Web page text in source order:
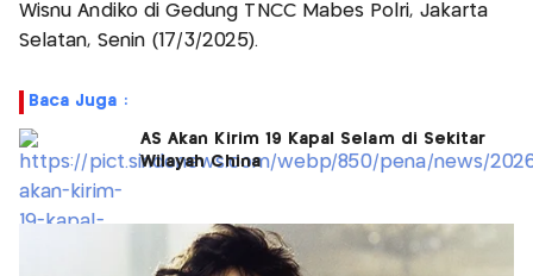
Wisnu Andiko di Gedung TNCC Mabes Polri, Jakarta
Selatan, Senin (17/3/2025).
Baca Juga :
AS Akan Kirim 19 Kapal Selam di Sekitar
Wilayah China